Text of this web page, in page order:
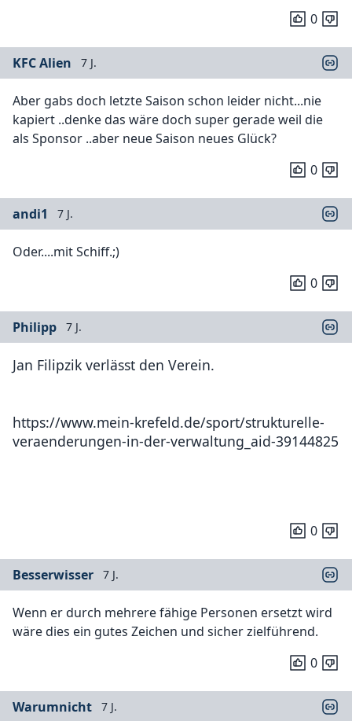
0
KFC Alien 7 J.
Aber gabs doch letzte Saison schon leider nicht...nie
kapiert ..denke das wäre doch super gerade weil die
als Sponsor ..aber neue Saison neues Glück?
0
andi1 7 J.
Oder....mit Schiff.;)
0
Philipp 7 J.
Jan Filipzik verlässt den Verein.
https://www.mein-krefeld.de/sport/strukturelle-
veraenderungen-in-der-verwaltung_aid-39144825
0
Besserwisser 7 J.
Wenn er durch mehrere fähige Personen ersetzt wird
wäre dies ein gutes Zeichen und sicher zielführend.
0
Warumnicht 7 J.